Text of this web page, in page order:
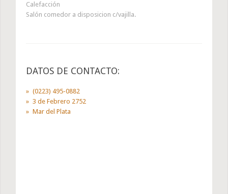
Calefacción
Salón comedor a disposicion c/vajilla.
DATOS DE CONTACTO:
(0223) 495-0882
3 de Febrero 2752
Mar del Plata